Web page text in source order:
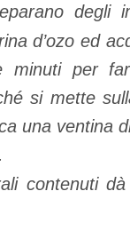
degli
d’ozo ed
minuti per
si mette
una ventina
contenuti